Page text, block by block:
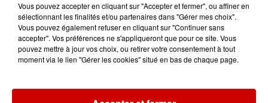
Gagnez vos places pour le
festival Marché Gourmand 2026
à Coulon !
Vous pouvez accepter en cliquant sur "Accepter et fermer", ou affiner en
sélectionnant les finalités et/ou partenaires dans "Gérer mes choix".
Vous pouvez également refuser en cliquant sur "Continuer sans
accepter". Vos préférences ne s'appliqueront que pour ce site. Vous
pouvez mettre à jour vos choix, ou retirer votre consentement à tout
moment via le lien "Gérer les cookies" situé en bas de chaque page.